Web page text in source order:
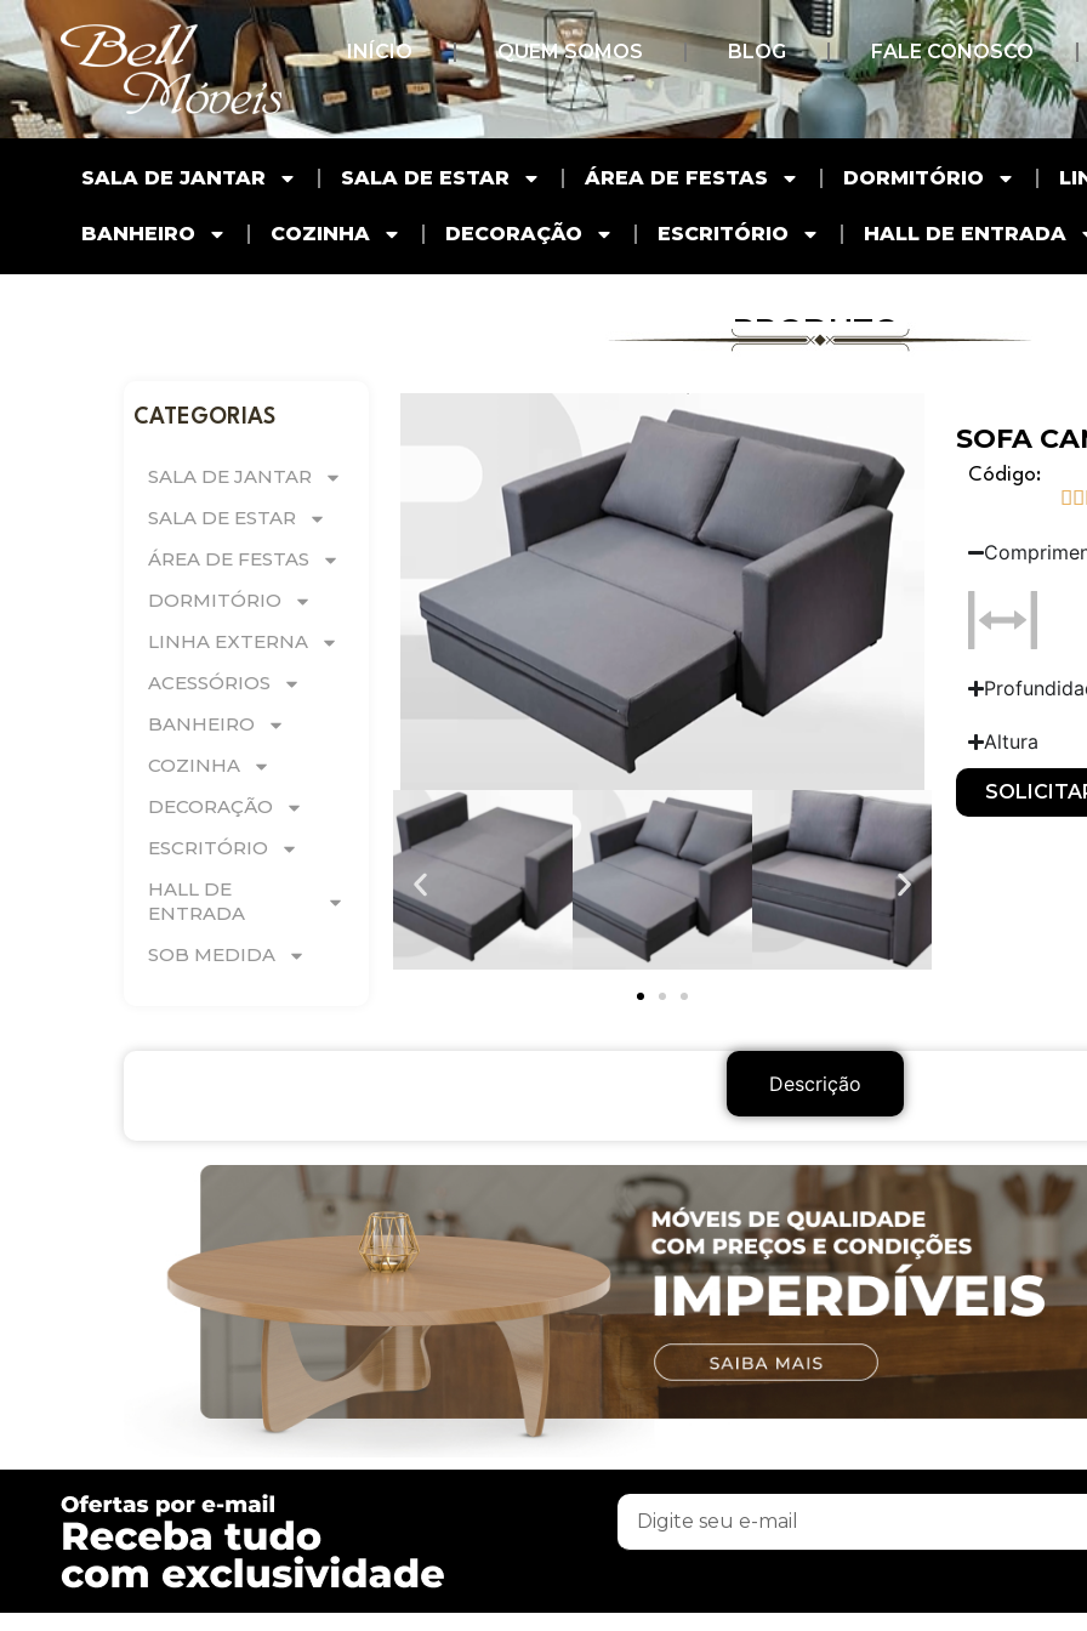
INÍCIO QUEM SOMOS BLOG FALE CONOSCO
SALA DE JANTAR SALA DE ESTAR ÁREA DE FESTAS DORMITÓRIO
BANHEIRO COZINHA DECORAÇÃO ESCRITÓRIO HALL DE ENTRADA
PRODUTO
CATEGORIAS
SALA DE JANTAR
SALA DE ESTAR
ÁREA DE FESTAS
DORMITÓRIO
LINHA EXTERNA
ACESSÓRIOS
BANHEIRO
COZINHA
DECORAÇÃO
ESCRITÓRIO
HALL DE
ENTRADA
SOB MEDIDA
SOFA
Código:
 
Altura
Descrição